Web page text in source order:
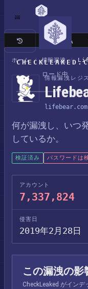
ロード中
クラシックサイト
ホーム / 情報漏洩 /
情報漏洩レジ
lifebear.com
何が漏洩し、いつ
しているか。
検証済み パスワードは
アカウント
7,337,824
侵害日
2019年2月28日
この漏洩の影
CheckLeaked がイン